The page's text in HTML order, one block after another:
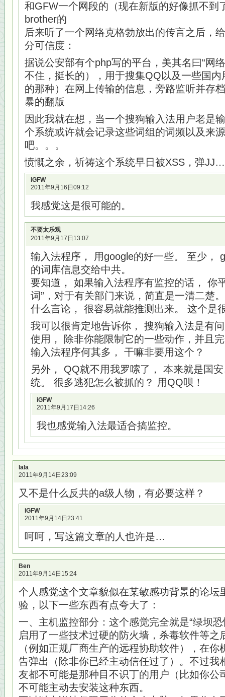
和GFW一个网段的（现在新版的好像抓不到
brother的
后来听了一个网络克格勃放出的传言之后，
分可信度：
据说公安部有个php写的平台，美其名曰“网
不住，挺长的），用于搜集QQ以及一些国
的那种）在网上传输的信息，旁路监听并存
暴的翻版
因此我就在想，当一个搜狗输入法用户老是
个系统或许就会记录这些词组的词频以及来
吧。。。
愤慨之余，祈祷这个系统早日被XSS，弹JJ…
iGFW
2011年9月16日09:12
我感觉这是很可能的。
不要太乐观
2011年9月17日13:07
输入法程序， 用google的好一些。 至少，
的词库信息交给中共。
要知道， 如果输入法程序有监控的话， 你
词”，对于有关部门来说，简直是一清二楚
什么言论， 很容易就能推测出来。 这个是
我可以很肯定地告诉你， 搜狗输入法是有
使用， 除非你能限制它的一些动作，并且
输入法程序何其多， 干嘛非要用这个？
另外， QQ就不用我罗嗦了， 本来就是国
统。 很多逃犯怎么被抓的？ 用QQ呗！
iGFW
2011年9月17日14:26
我也感觉输入法最适合搞监控。
lala
2011年9月14日23:09
又不是什么反共的a级人物，有必要这样？
iGFW
2011年9月14日23:41
呵呵，写这篇文章的人也许是…
Ben
2011年9月14日15:24
个人感觉这个文章貌似在某敏感功背景的论坛
验，以下一些东西有点夸大了：
一、主机监控部分：这个感觉完全就是“绿坝
启用了一些技术过硬的防火墙，杀毒软件等之
（例如正规厂商生产的远程协助软件），在
告弹出（除非你已经主动信任过了）。不过我
友都不可能是那种目不识丁的用户（比如你公
不可能主动去安装这种东西。